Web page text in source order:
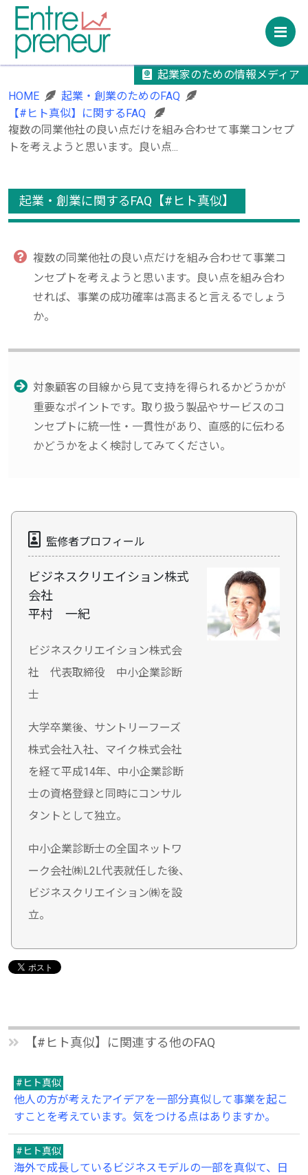
起業家のための情報メディア
HOME
起業・創業のためのFAQ
【#ヒト真似】に関するFAQ
複数の同業他社の良い点だけを組み合わせて事業コンセプ
トを考えようと思います。良い点...
起業・創業に関するFAQ【#ヒト真似】
複数の同業他社の良い点だけを組み合わせて事業コ
ンセプトを考えようと思います。良い点を組み合わ
せれば、事業の成功確率は高まると言えるでしょう
か。
対象顧客の目線から見て支持を得られるかどうかが
重要なポイントです。取り扱う製品やサービスのコ
ンセプトに統一性・一貫性があり、直感的に伝わる
かどうかをよく検討してみてください。
監修者プロフィール
ビジネスクリエイション株式
会社
平村 一紀
ビジネスクリエイション株式会
社 代表取締役 中小企業診断
士
大学卒業後、サントリーフーズ
株式会社入社、マイク株式会社
を経て平成14年、中小企業診断
士の資格登録と同時にコンサル
タントとして独立。
中小企業診断士の全国ネットワ
ーク会社㈱L2L代表就任した後、
ビジネスクリエイション㈱を設
立。
【#ヒト真似】に関連する他のFAQ
#ヒト真似
他人の方が考えたアイデアを一部分真似して事業を起こ
すことを考えています。気をつける点はありますか。
#ヒト真似
海外で成長しているビジネスモデルの一部を真似て、日